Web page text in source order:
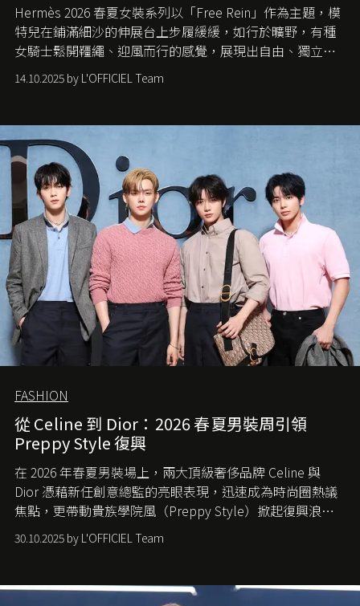
Hermès 2026 春夏女裝系列以「Free Rein」作為主題，模
特兒在鋪滿細沙的伸展台上步履緩緩，如行於曠野，有種
女騎士鬆開韁繩、迎風而行的感覺，展現出自由、獨立與
從容的態度。
14.10.2025 by L'OFFICIEL Team
FASHION
從 Celine 到 Dior：2026 春夏男裝周引領
Preppy Style 復興
在 2026 年春夏男裝場上，兩大頂級奢侈品牌 Celine 與
Dior 憑藉新任創意總監的亮眼表現，迅速成為時尚圈熱議
焦點，更帶動貴族學院風（Preppy Style）掀起復興浪
潮，讓這股經典風格再度回到大眾視線。
30.10.2025 by L'OFFICIEL Team